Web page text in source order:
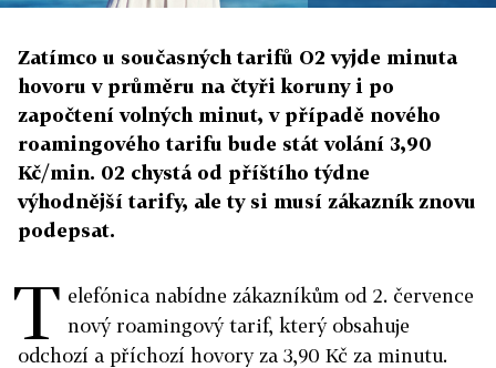
Zatímco u současných tarifů O2 vyjde minuta
hovoru v průměru na čtyři koruny i po
započtení volných minut, v případě nového
roamingového tarifu bude stát volání 3,90
Kč/min. 02 chystá od příštího týdne
výhodnější tarify, ale ty si musí zákazník znovu
podepsat.
T elefónica nabídne zákazníkům od 2. července
nový roamingový tarif, který obsahuje
odchozí a příchozí hovory za 3,90 Kč za minutu.